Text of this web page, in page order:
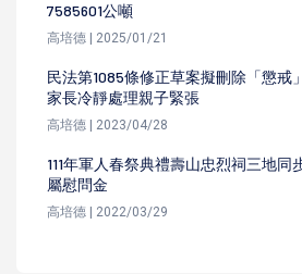
7585601公噸
高培德 | 2025/01/21
民法第1085條修正草案擬刪除「懲戒
家長冷靜處理親子緊張
高培德 | 2023/04/28
111年軍人春祭典禮壽山忠烈祠三地同
屬慰問金
高培德 | 2022/03/29